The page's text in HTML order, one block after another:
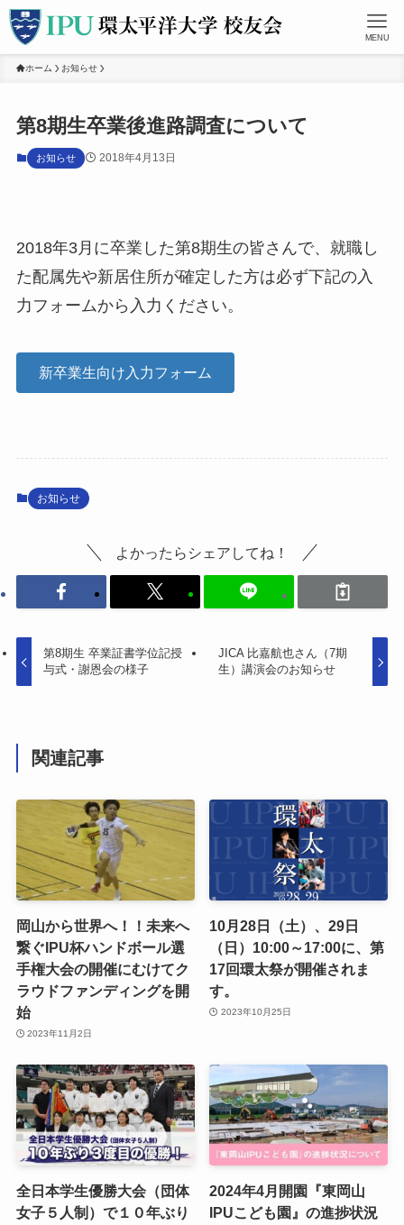
MENU
ホーム お知らせ
第8期生卒業後進路調査について
お知らせ 2018年4月13日
2018年3月に卒業した第8期生の皆さんで、就職し
た配属先や新居住所が確定した方は必ず下記の入
力フォームから入力ください。
新卒業生向け入力フォーム
お知らせ
よかったらシェアしてね！
第8期生 卒業証書学位記授
与式・謝恩会の様子
JICA 比嘉航也さん（7期
生）講演会のお知らせ
関連記事
岡山から世界へ！！未来へ
繋ぐIPU杯ハンドボール選
手権大会の開催にむけてク
ラウドファンディングを開
始
2023年11月2日
10月28日（土）、29日
（日）10:00～17:00に、第
17回環太祭が開催されま
す。
2023年10月25日
全日本学生優勝大会（団体
女子５人制）で１０年ぶり
2024年4月開園『東岡山
IPUこども園』の進捗状況